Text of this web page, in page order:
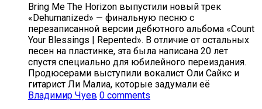
Bring Me The Horizon выпустили новый трек
«Dehumanized» — финальную песню с
перезаписанной версии дебютного альбома «Count
Your Blessings | Repented». В отличие от остальных
песен на пластинке, эта была написана 20 лет
спустя специально для юбилейного переиздания.
Продюсерами выступили вокалист Оли Сайкс и
гитарист Ли Малиа, которые задумали её
Владимир Чуев 0 comments